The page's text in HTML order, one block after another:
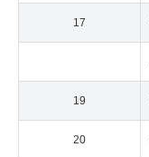
17
19
20